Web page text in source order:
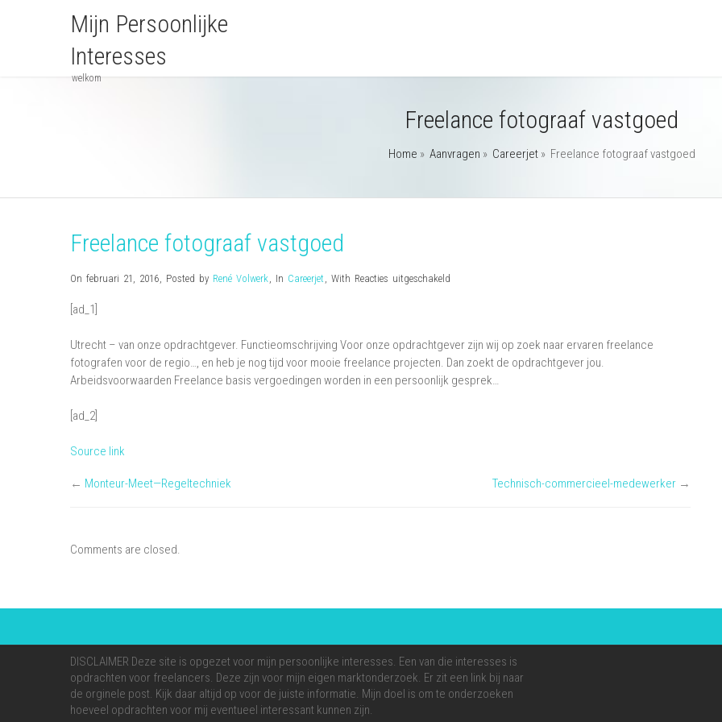
Mijn Persoonlijke
Interesses
welkom
Freelance fotograaf vastgoed
Home » Aanvragen » Careerjet» Freelance fotograaf vastgoed
Freelance fotograaf vastgoed
On februari 21, 2016, Posted by René Volwerk, In Careerjet , With Reacties uitgeschakeld
vastgoed
[ad_1]
Utrecht – van onze opdrachtgever. Functieomschrijving Voor onze opdrachtgever zijn wij op zoek naar ervaren freelance
fotografen voor de regio…, en heb je nog tijd voor mooie freelance projecten. Dan zoekt de opdrachtgever jou.
Arbeidsvoorwaarden Freelance basis vergoedingen worden in een persoonlijk gesprek…
[ad_2]
Source link
← Monteur-Meet—Regeltechniek Technisch-commercieel-medewerker →
Comments are closed.
DISCLAIMER Deze site is opgezet voor mijn persoonlijke interesses. Een van die interesses is
opdrachten voor freelancers. Deze zijn voor mijn eigen marktonderzoek. Er zit een link bij naar
de orginele post. Kijk daar altijd op voor de juiste informatie. Mijn doel is om te onderzoeken
hoeveel opdrachten voor mij eventueel interessant kunnen zijn.